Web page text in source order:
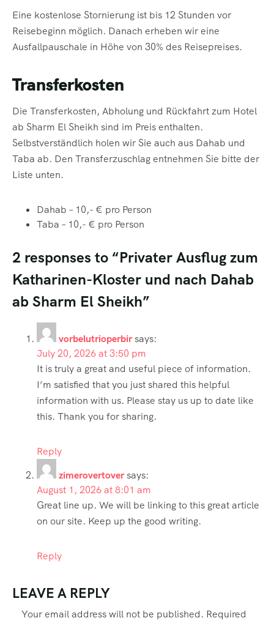
Eine kostenlose Stornierung ist bis 12 Stunden vor
Reisebeginn möglich. Danach erheben wir eine
Ausfallpauschale in Höhe von 30% des Reisepreises.
Transferkosten
Die Transferkosten, Abholung und Rückfahrt zum Hotel
ab Sharm El Sheikh sind im Preis enthalten.
Selbstverständlich holen wir Sie auch aus Dahab und
Taba ab. Den Transferzuschlag entnehmen Sie bitte der
Liste unten.
Dahab – 10,- € pro Person
Taba – 10,- € pro Person
2 responses to “Privater Ausflug zum
Katharinen-Kloster und nach Dahab
ab Sharm El Sheikh”
vorbelutrioperbirsays:
July 20, 2026 at 3:50 pm
It is truly a great and useful piece of information.
I’m satisfied that you just shared this helpful
information with us. Please stay us up to date like
this. Thank you for sharing.
Reply
zimerovertoversays:
August 1, 2026 at 8:01 am
Great line up. We will be linking to this great article
on our site. Keep up the good writing.
Reply
LEAVE A REPLY
Your email address will not be published. Required